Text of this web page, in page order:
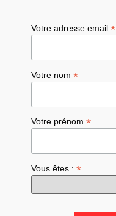
Votre adresse email*
Votre nom*
Votre prénom*
Vous êtes :*